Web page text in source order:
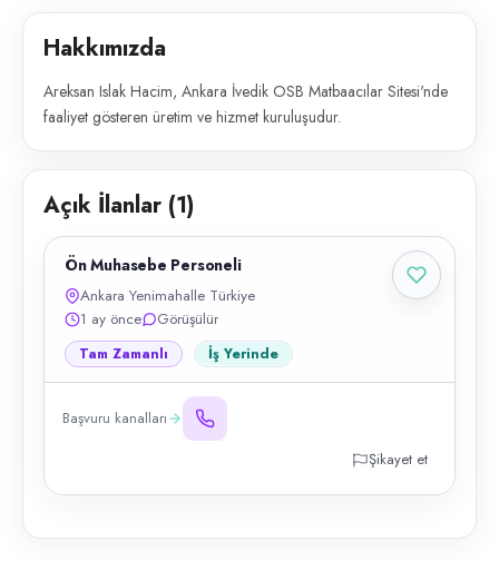
Hakkımızda
Areksan Islak Hacim, Ankara İvedik OSB Matbaacılar Sitesi'nde
faaliyet gösteren üretim ve hizmet kuruluşudur.
Açık İlanlar (1)
Ön Muhasebe Personeli
Ankara Yenimahalle Türkiye
1 ay önce
Görüşülür
Tam Zamanlı İş Yerinde
Başvuru kanalları
Şikayet et